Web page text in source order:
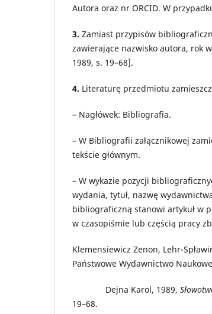
Autora oraz nr ORCID. W
3. Zamiast przypisów
zawierające nazwisko autora, rok
1989, s. 19–68].
4. Literaturę przedmiotu
– Nagłówek: Bibliografia.
– W Bibliografii załącznikowej
tekście głównym.
– W wykazie pozycji
wydania, tytuł, nazwę
bibliograficzną stanowi artykuł w
w czasopiśmie lub częścią pracy
Klemensiewicz Zenon, Lehr-
Państwowe Wydawnictwo
Dejna Karol, 1989,
19–68.